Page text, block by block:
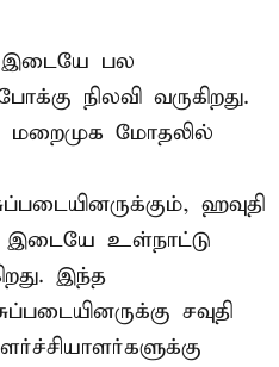
இடையே பல
நிலவி வருகிறது.
மறைமுக மோதலில்
ஹவுதி
இடையே உள்நாட்டு
இந்த
சவுதி